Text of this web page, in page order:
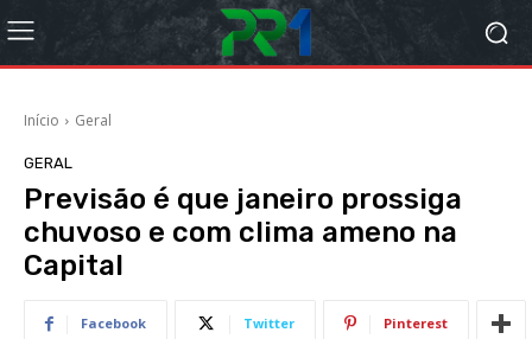
Início Geral
GERAL
Previsão é que janeiro prossiga
chuvoso e com clima ameno na
Capital
Facebook Twitter Pinterest